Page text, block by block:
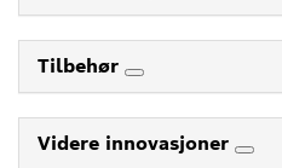
Tilbehør
Videre innovasjoner